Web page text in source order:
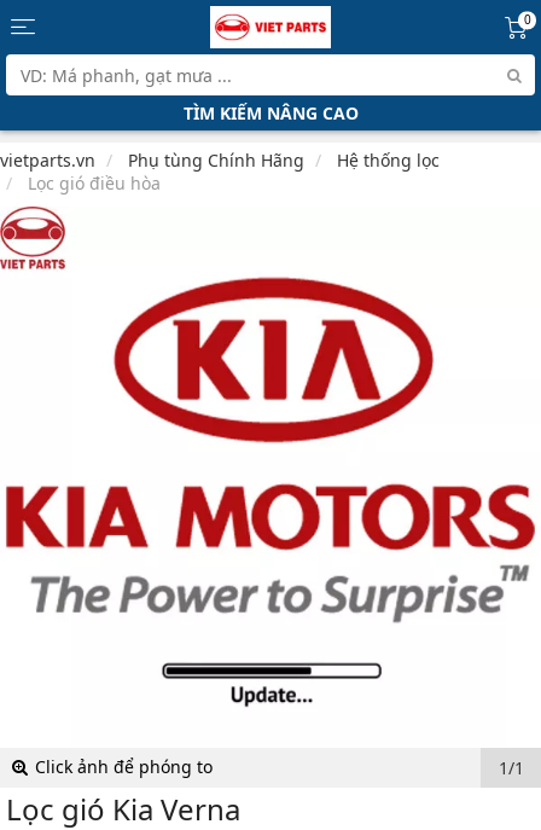
0
TÌM KIẾM NÂNG CAO
vietparts.vn Phụ tùng Chính Hãng
Hệ thống lọc
Lọc gió điều hòa
Click ảnh để phóng to 1/1
Lọc gió Kia Verna